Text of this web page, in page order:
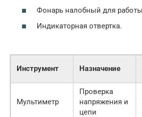
Фонарь налобный для
Индикаторная отвертка.
Инструмент Назначение
Мультиметр
Проверка
напряжения и
цепи